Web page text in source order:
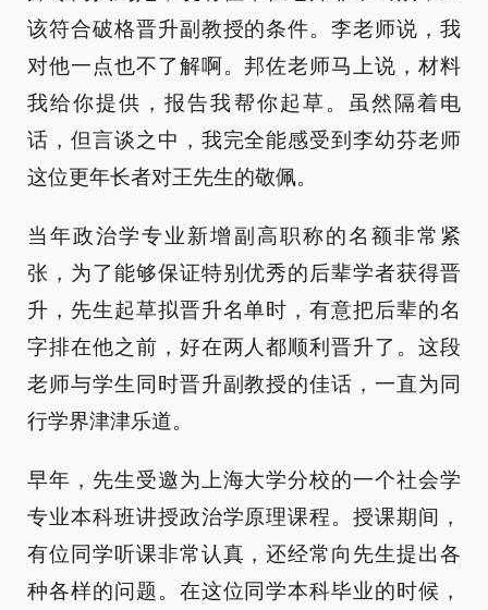
该符合破格晋升副教授的条件。李老师说，我
对他一点也不了解啊。邦佐老师马上说，材料
我给你提供，报告我帮你起草。虽然隔着电
话，但言谈之中，我完全能感受到李幼芬老师
这位更年长者对王先生的敬佩。
当年政治学专业新增副高职称的名额非常紧
张，为了能够保证特别优秀的后辈学者获得晋
升，先生起草拟晋升名单时，有意把后辈的名
字排在他之前，好在两人都顺利晋升了。这段
老师与学生同时晋升副教授的佳话，一直为同
行学界津津乐道。
早年，先生受邀为上海大学分校的一个社会学
专业本科班讲授政治学原理课程。授课期间，
有位同学听课非常认真，还经常向先生提出各
种各样的问题。在这位同学本科毕业的时候，